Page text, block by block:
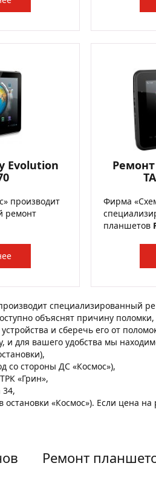
Evolution
производит
ремонт
Фирма
планшетов
специализированный
объяснят причину
и сберечь его от
и для вашего удобства мы
со стороны ДС «Космос»),
«Грин»,
34,
остановки «Космос»). Если цена
Ремонт